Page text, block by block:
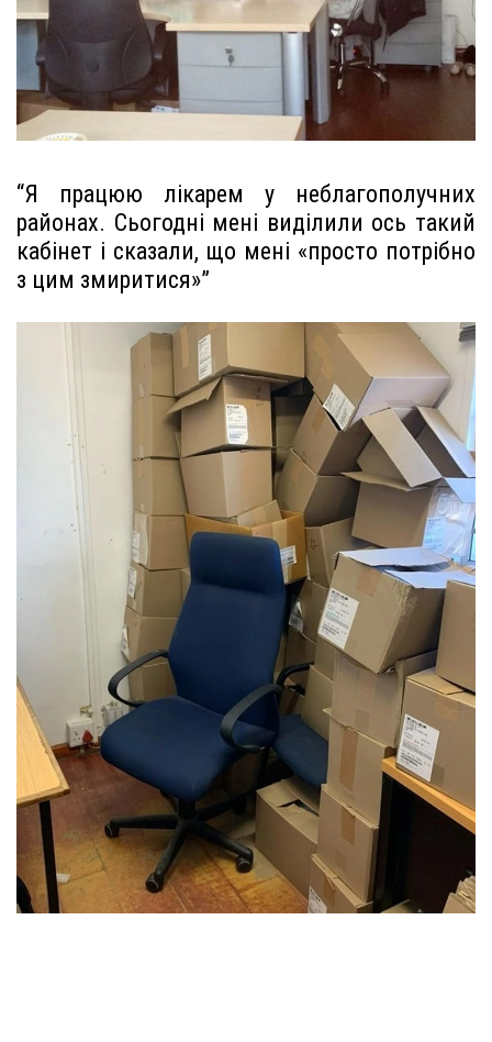
“Я працюю лікарем у неблагополучних
районах. Сьогодні мені виділили ось такий
кабінет і сказали, що мені «просто потрібно
з цим змиритися»”